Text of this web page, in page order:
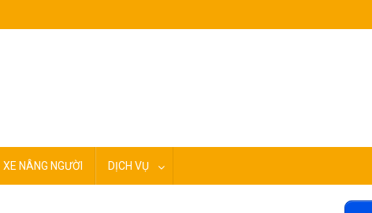
XE NÂNG NGƯỜI DỊCH VỤ